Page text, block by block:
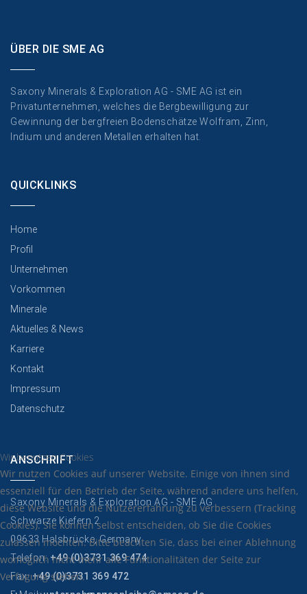
ÜBER DIE SME AG
Saxony Minerals & Exploration AG - SME AG ist ein
Privatunternehmen, welches die Bergbewilligung zur
Gewinnung der bergfreien Bodenschätze Wolfram, Zinn,
Indium und anderen Metallen erhalten hat.
QUICKLINKS
Home
Profil
Unternehmen
Vorkommen
Minerale
Aktuelles & News
Karriere
Kontakt
Impressum
Datenschutz
ANSCHRIFT
Saxony Minerals & Exploration AG - SME AG
Schwarze Kiefern 2
09633 Halsbrücke, Germany
Telefon:+49 (0)3731 369 474
Fax:+49 (0)3731 369 472
Wir benutzen Cookies
Wir nutzen Cookies auf unserer Website. Einige von ihnen sind
essenziell für den Betrieb der Seite, während andere uns helfen,
diese Website und die Nutzererfahrung zu verbessern (Tracking
Cookies). Sie können selbst entscheiden, ob Sie die Cookies
zulassen möchten. Bitte beachten Sie, dass bei einer Ablehnung
womöglich nicht mehr alle Funktionalitäten der Seite zur
Verfügung stehen.